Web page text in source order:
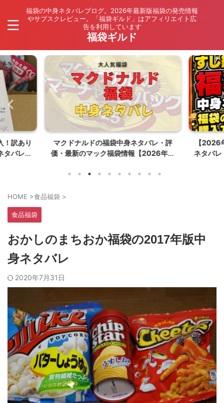
福袋の中身ネタバレブログ。2026年最新版福袋の発売情報
やサブスクレビュー。「福袋ギルド」はアフィリエイト広
告を利用しています
福袋ギルド
！訳あり
タバレ
マクドナルドの福袋中身ネタバレ・評
価・最新のマック福袋情報【2026年夏
【2026
ネタバレ
HOME >食品福袋 >
食品福袋
おかしのまちおか福袋の2017年版中
身ネタバレ
2020年7月31日